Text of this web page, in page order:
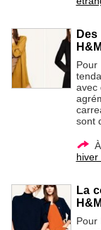
H&M
avec
sont
hiver
La
H&M